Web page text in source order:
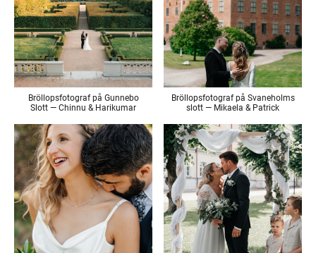
Bröllopsfotograf på Gunnebo
Slott — Chinnu & Harikumar
Bröllopsfotograf på Svaneholms
slott — Mikaela & Patrick